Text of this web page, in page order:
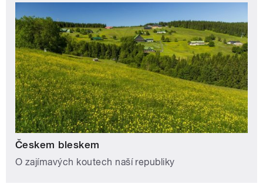
Českem bleskem
O zajímavých koutech naší republiky